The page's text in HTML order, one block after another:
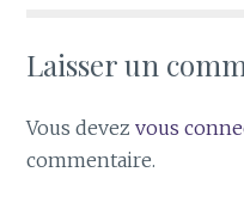
Laisser un
Vous devezvous
commentaire.